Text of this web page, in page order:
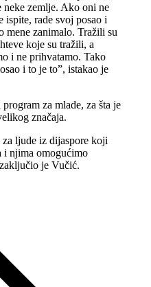
neke zemlje. Ako oni ne
ispite, rade svoj posao i
mene zanimalo. Tražili su
koje su tražili, a
i ne prihvatamo. Tako
i to je to”, istakao je
za mlade, za šta je
značaja.
ljude iz dijaspore koji
i njima omogućimo
je Vučić.